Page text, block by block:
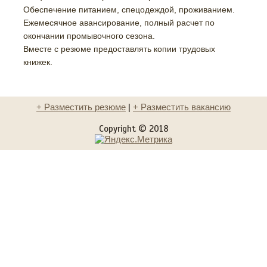
Обеспечение питанием, спецодеждой, проживанием.
Ежемесячное авансирование, полный расчет по
окончании промывочного сезона.
Вместе с резюме предоставлять копии трудовых
книжек.
+ Разместить резюме | + Разместить вакансию
Copyright © 2018